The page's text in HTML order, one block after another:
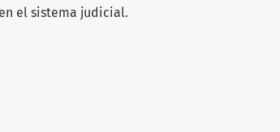
el sistema judicial.